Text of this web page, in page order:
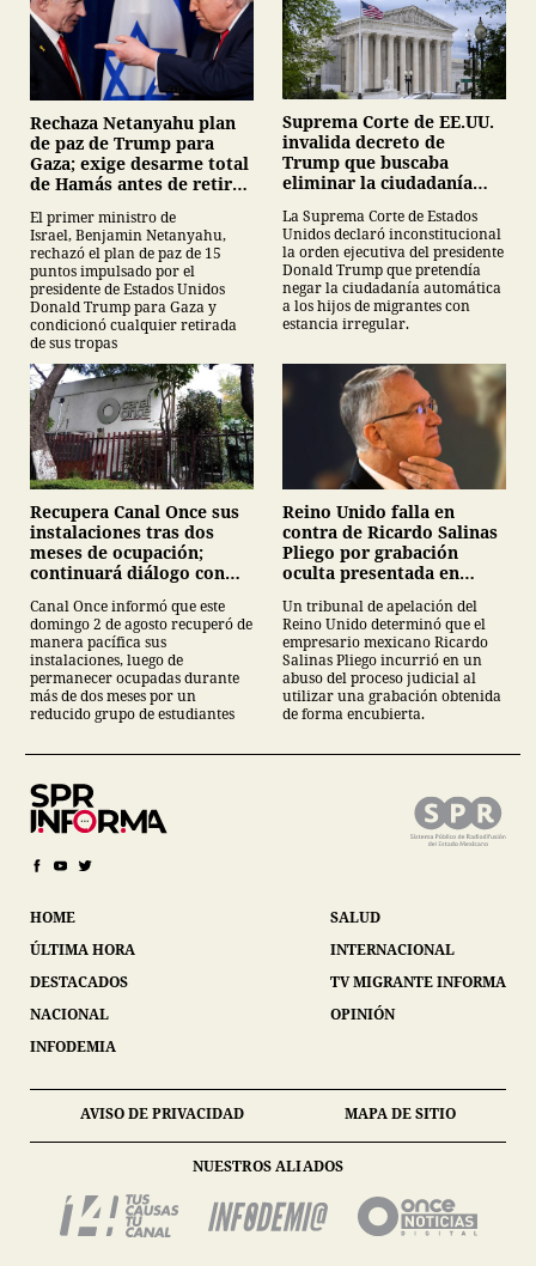
Rechaza Netanyahu plan
de paz de Trump para
Gaza; exige desarme total
de Hamás antes de retirar
El primer ministro de
Israel, Benjamin Netanyahu,
rechazó el plan de paz de 15
puntos impulsado por el
presidente de Estados Unidos
Donald Trump para Gaza y
condicionó cualquier retirada
de sus tropas
Suprema Corte de EE.UU.
invalida decreto de
Trump que buscaba
eliminar la ciudadanía
La Suprema Corte de Estados
Unidos declaró inconstitucional
la orden ejecutiva del presidente
Donald Trump que pretendía
negar la ciudadanía automática
a los hijos de migrantes con
estancia irregular.
Recupera Canal Once sus
instalaciones tras dos
meses de ocupación;
continuará diálogo con
Canal Once informó que este
domingo 2 de agosto recuperó de
manera pacífica sus
instalaciones, luego de
permanecer ocupadas durante
más de dos meses por un
reducido grupo de estudiantes
Reino Unido falla en
contra de Ricardo Salinas
Pliego por grabación
oculta presentada en
Un tribunal de apelación del
Reino Unido determinó que el
empresario mexicano Ricardo
Salinas Pliego incurrió en un
abuso del proceso judicial al
utilizar una grabación obtenida
de forma encubierta.
HOME
ÚLTIMA HORA
DESTACADOS
NACIONAL
INFODEMIA
SALUD
INTERNACIONAL
TV MIGRANTE INFORMA
OPINIÓN
AVISO DE PRIVACIDAD MAPA DE SITIO
NUESTROS ALIADOS